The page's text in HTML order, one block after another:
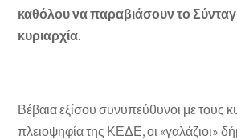
καθόλου να παραβιάσουν το
κυριαρχία.
Βέβαια εξίσου συνυπεύθυνοι με τους
πλειοψηφία της ΚΕΔΕ, οι «γαλάζιοι»